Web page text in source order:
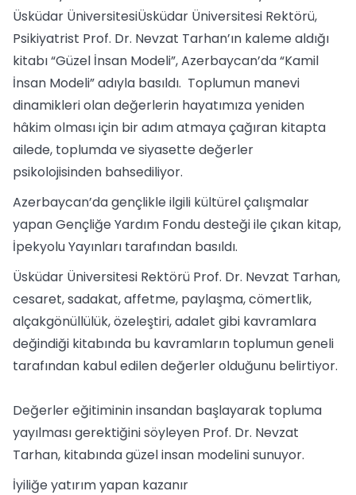
Üsküdar ÜniversitesiÜsküdar Üniversitesi Rektörü,
Psikiyatrist Prof. Dr. Nevzat Tarhan’ın kaleme aldığı
kitabı “Güzel İnsan Modeli”, Azerbaycan’da “Kamil
İnsan Modeli” adıyla basıldı. Toplumun manevi
dinamikleri olan değerlerin hayatımıza yeniden
hâkim olması için bir adım atmaya çağıran kitapta
ailede, toplumda ve siyasette değerler
psikolojisinden bahsediliyor.
Azerbaycan’da gençlikle ilgili kültürel çalışmalar
yapan Gençliğe Yardım Fondu desteği ile çıkan kitap,
İpekyolu Yayınları tarafından basıldı.
Üsküdar Üniversitesi Rektörü Prof. Dr. Nevzat Tarhan,
cesaret, sadakat, affetme, paylaşma, cömertlik,
alçakgönüllülük, özeleştiri, adalet gibi kavramlara
değindiği kitabında bu kavramların toplumun geneli
tarafından kabul edilen değerler olduğunu belirtiyor.
Değerler eğitiminin insandan başlayarak topluma
yayılması gerektiğini söyleyen Prof. Dr. Nevzat
Tarhan, kitabında güzel insan modelini sunuyor.
İyiliğe yatırım yapan kazanır